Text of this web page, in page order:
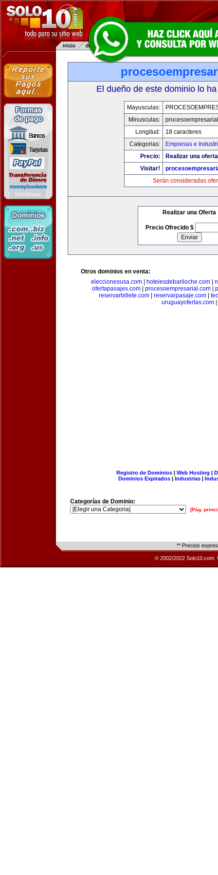
El dueño de este dominio lo
Mayusculas:
Minusculas:
Longitud:
18 caracteres
Categorias:
Empresas e
Precio:
Realizar una
Visitar!
Serán consideradas
Realizar una Oferta
Precio Ofrecido $
Otros dominios en venta:
eleccionesusa.com| hotelesdebariloche.com|
ofertapasajes.com| procesoempresarial.com|
reservarbillete.com
reservarpasaje.com
uruguayofertas.com
Registro de Dominios| Web Hosting |
Dominios Expirados | Industrias |
Categorías de Dominio:
[Pág.
** Precios
© 2002/2022 Solo10.com